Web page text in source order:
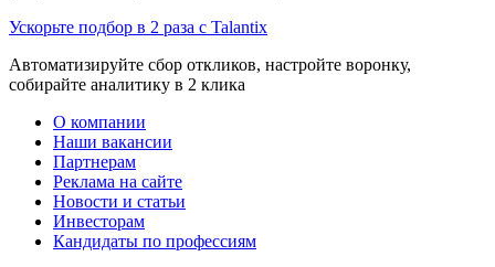
Ускорьте подбор в 2 раза с Talantix
Автоматизируйте сбор откликов, настройте воронку,
собирайте аналитику в 2 клика
О компании
Наши вакансии
Партнерам
Реклама на сайте
Новости и статьи
Инвесторам
Кандидаты по профессиям